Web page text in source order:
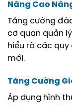
Nâng Cao
Tăng cường
cơ quan quản
hiểu rõ các
mới.
Tăng Cường
Áp dụng hình